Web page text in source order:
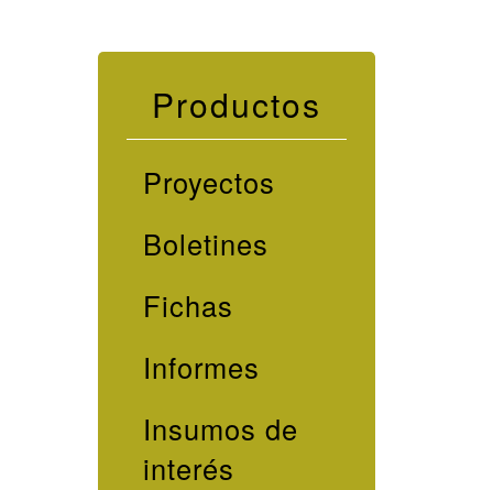
Productos
Proyectos
Boletines
Fichas
Informes
Insumos de
interés